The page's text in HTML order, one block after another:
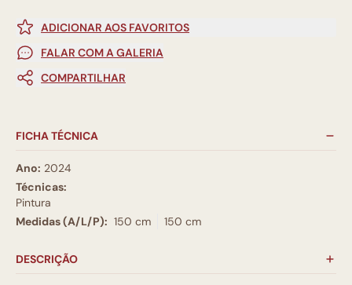
ADICIONAR AOS FAVORITOS
FALAR COM A GALERIA
COMPARTILHAR
FICHA TÉCNICA
Ano: 2024
Técnicas:
Pintura
Medidas (A/L/P): 150 cm 150 cm
DESCRIÇÃO